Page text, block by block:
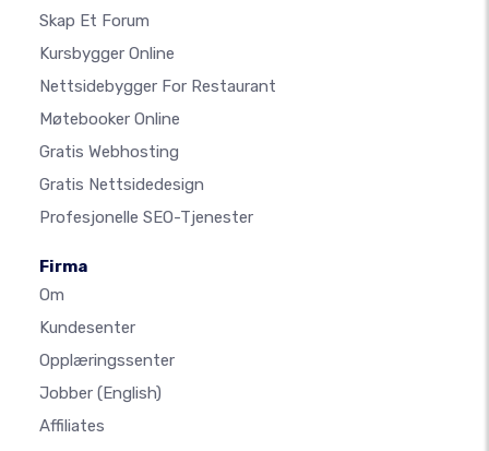
Skap Et Forum
Kursbygger Online
Nettsidebygger For Restaurant
Møtebooker Online
Gratis Webhosting
Gratis Nettsidedesign
Profesjonelle SEO-Tjenester
Firma
Om
Kundesenter
Opplæringssenter
Jobber (English)
Affiliates